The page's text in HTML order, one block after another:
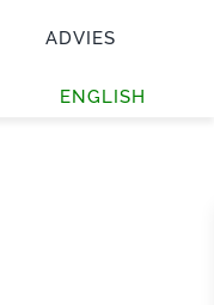
ADVIES
ENGLISH